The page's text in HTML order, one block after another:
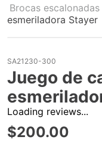
Brocas escalonadas
esmeriladora Stayer
SA21230-300
Juego de
Loading reviews...
$200.00